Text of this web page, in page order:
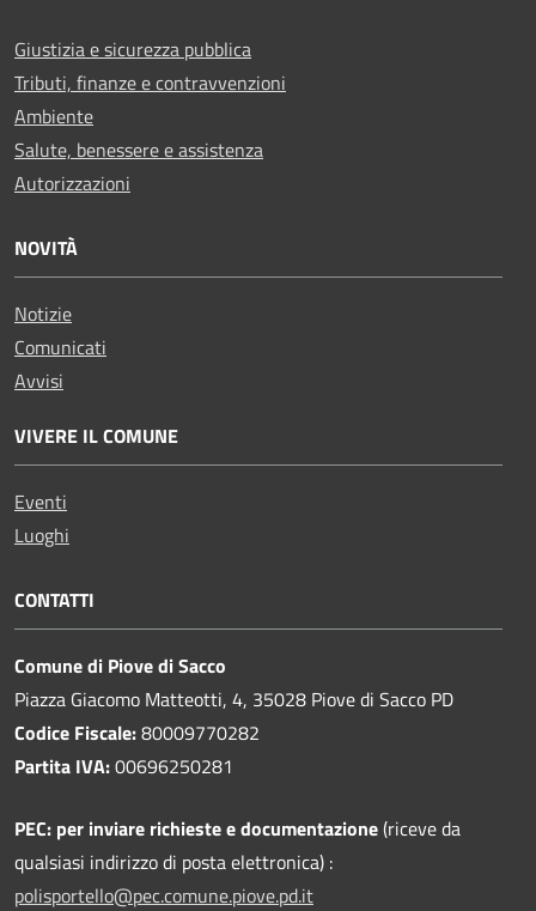
Giustizia e sicurezza pubblica
Tributi, finanze e contravvenzioni
Ambiente
Salute, benessere e assistenza
Autorizzazioni
NOVITÀ
Notizie
Comunicati
Avvisi
VIVERE IL COMUNE
Eventi
Luoghi
CONTATTI
Comune di Piove di Sacco
Piazza Giacomo Matteotti, 4, 35028 Piove di Sacco PD
Codice Fiscale:80009770282
Partita IVA:00696250281
PEC: per inviare richieste e documentazione(riceve da
qualsiasi indirizzo di posta elettronica) :
polisportello@pec.comune.piove.pd.it